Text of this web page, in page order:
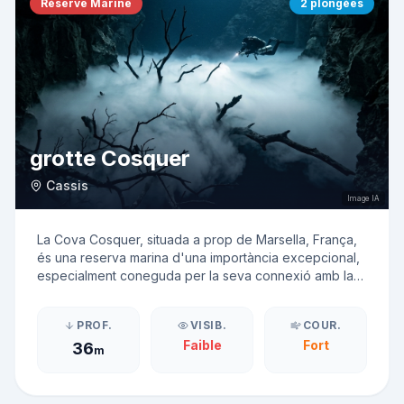
Image IA
Réserve Marine 2 plongées
grotte Cosquer
Cassis
La Cova Cosquer, situada a prop de Marsella, França,
és una reserva marina d'una importància excepcional,
especialment coneguda per la seva connexió amb la
gestionat per entitats professionals de submarinisme
com el CIP Marseille, que tenen experiència en el
PROF.
36m
VISIB.
Faible
COUR.
Fort